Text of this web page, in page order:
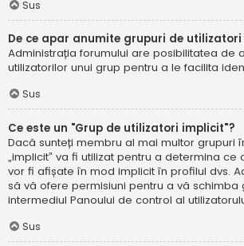
Sus
De ce apar anumite grupuri de
Administrația forumului are posibilitatea de
utilizatorilor unui grup pentru a le facilita
Sus
Ce este un "Grup de utilizatori implicit"?
Dacă sunteți membru al mai multor grupuri
„implicit” va fi utilizat pentru a determina ce
vor fi afișate în mod implicit în profilul dvs.
să vă ofere permisiuni pentru a vă schimba
intermediul Panoului de control al
Sus